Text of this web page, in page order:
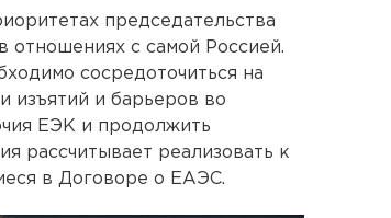
председательства
с самой Россией.
сосредоточиться на
изъятий и барьеров во
ЕЭК и продолжить
рассчитывает реализовать к
в Договоре о ЕАЭС.